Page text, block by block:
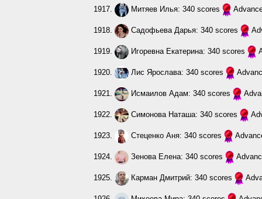
1917. Митяев Илья: 340 scores
1918. Садофьева Дарья: 340 scores
1919. Игоревна Екатерина: 340 scores
1920. Лис Ярослава: 340 scores
1921. Исмаилов Адам: 340 scores
1922. Симонова Наташа: 340 scores
1923. Стеценко Аня: 340 scores
1924. Зенова Елена: 340 scores
1925. Карман Дмитрий: 340 scores